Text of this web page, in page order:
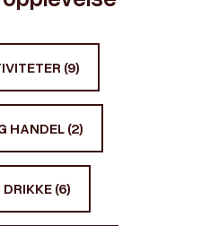
(9)
HANDEL (2)
(6)